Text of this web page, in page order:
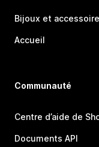
Bijoux et
Accueil
Communauté
Centre d’aide de
Documents API